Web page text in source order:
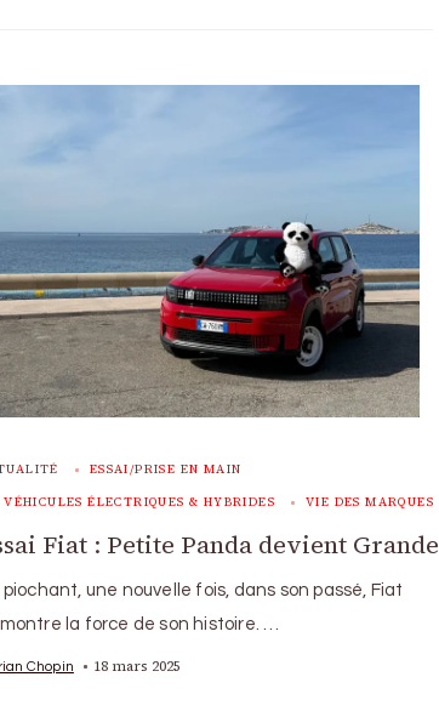
ESSAI/PRISE EN MAIN
VÉHICULES ÉLECTRIQUES & HYBRIDES VIE DES MARQUES
Fiat : Petite Panda devient Grande
piochant, une nouvelle fois, dans son passé, Fiat
la force de son histoire. …
Chopin 18 mars 2025